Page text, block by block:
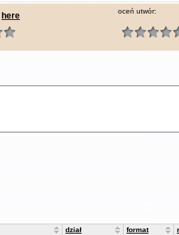
here oceń utwór:
dział format